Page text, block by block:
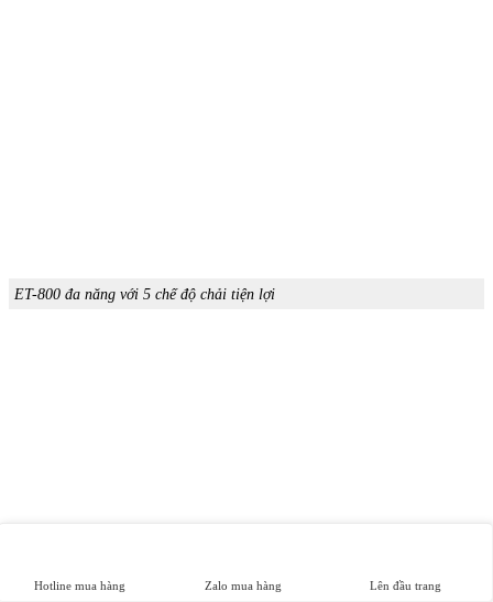
ET-800 đa năng với 5 chế độ chải tiện lợi
Hotline mua hàng Zalo mua hàng Lên đầu trang